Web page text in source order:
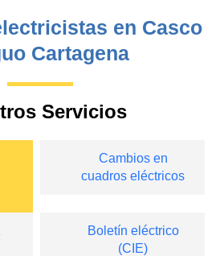
en Casco
Cartagena
Servicios
Cambios en
cuadros eléctricos
Boletín eléctrico
(CIE)